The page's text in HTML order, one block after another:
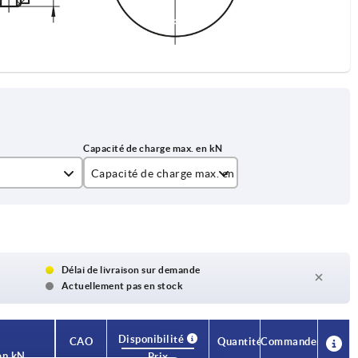
Capacité de charge max. en kN
35
40
Délai de livraison sur demande
Actuellement pas en stock
CAO
Disponibilité
QuantitéCommander